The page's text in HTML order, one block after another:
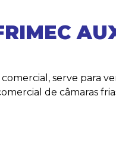
serve para
de câmaras